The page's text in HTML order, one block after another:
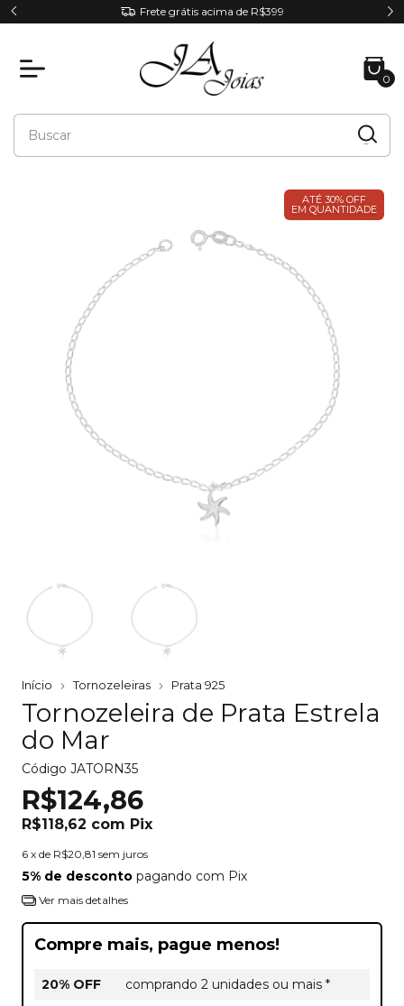
Parcele em até 6x sem juros
0
ATÉ 30% OFF
EM QUANTIDADE
Início Tornozeleiras Prata 925
Tornozeleira de Prata Estrela
do Mar
Código JATORN35
R$124,86
R$118,62 com Pix
6 x de R$20,81 sem juros
5% de desconto pagando com Pix
Ver mais detalhes
Compre mais, pague menos!
20% OFF
comprando 2 unidades ou mais *